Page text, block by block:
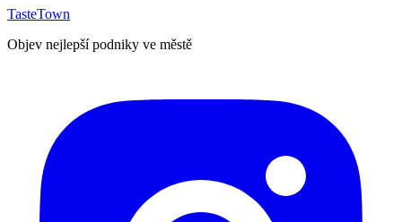
TasteTown
Objev nejlepší podniky ve městě